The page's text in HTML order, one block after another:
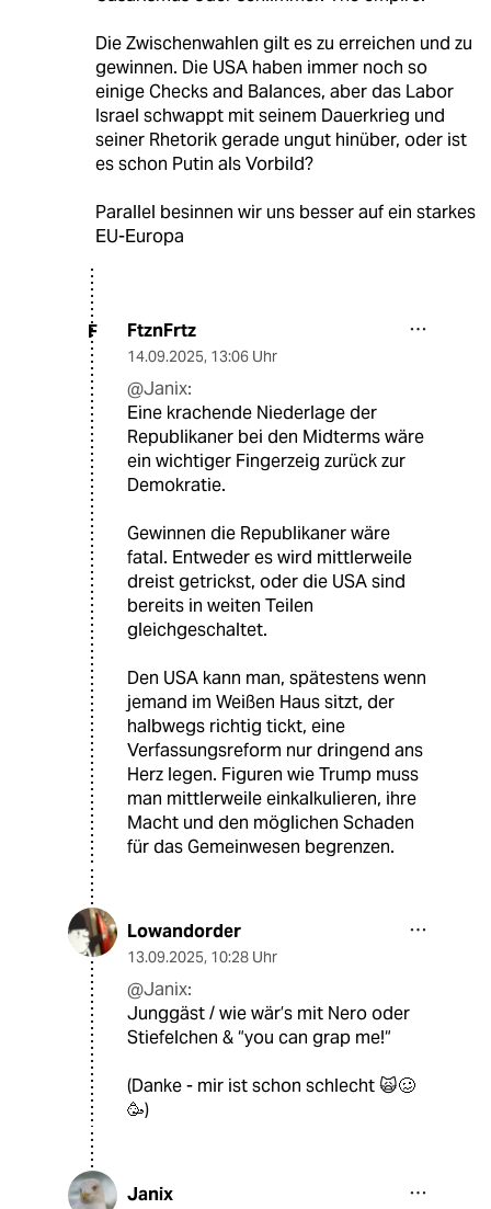
Die Zwischenwahlen gilt es zu erreichen und zu
gewinnen. Die USA haben immer noch so
einige Checks and Balances, aber das Labor
Israel schwappt mit seinem Dauerkrieg und
seiner Rhetorik gerade ungut hinüber, oder ist
es schon Putin als Vorbild?
Parallel besinnen wir uns besser auf ein starkes
EU-Europa
F FtznFrtz
14.09.2025, 13:06 Uhr
@Janix:
Eine krachende Niederlage der
Republikaner bei den Midterms wäre
ein wichtiger Fingerzeig zurück zur
Demokratie.
Gewinnen die Republikaner wäre
fatal. Entweder es wird mittlerweile
dreist getrickst, oder die USA sind
bereits in weiten Teilen
gleichgeschaltet.
Den USA kann man, spätestens wenn
jemand im Weißen Haus sitzt, der
halbwegs richtig tickt, eine
Verfassungsreform nur dringend ans
Herz legen. Figuren wie Trump muss
man mittlerweile einkalkulieren, ihre
Macht und den möglichen Schaden
für das Gemeinwesen begrenzen.
Lowandorder
13.09.2025, 10:28 Uhr
@Janix:
Junggäst / wie wär’s mit Nero oder
Stiefelchen & “you can grap me!“
(Danke - mir ist schon schlecht 🙀🥴
🥳)
Janix